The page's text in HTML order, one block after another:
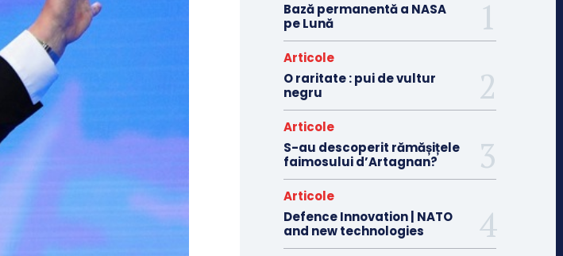
Bază permanentă a NASA
pe Lună
Articole
O raritate : pui de vultur
negru
Articole
S-au descoperit rămășițele
faimosului d’Artagnan?
Articole
Defence Innovation | NATO
and new technologies